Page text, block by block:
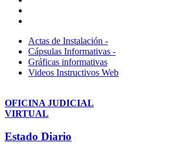
Actas de Instalación -
Cápsulas Informativas -
Gráficas informativas
Videos Instructivos Web
OFICINA JUDICIAL
VIRTUAL
Estado Diario